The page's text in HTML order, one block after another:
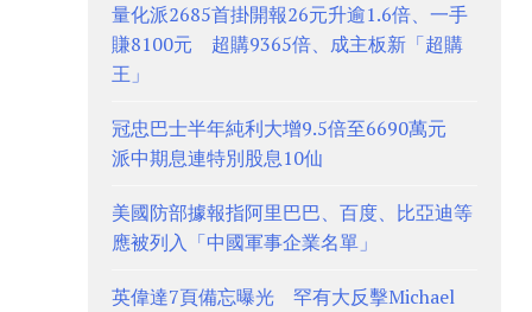
量化派2685首掛開報26元升逾1.6倍、一手
賺8100元 超購9365倍、成主板新「超購
王」
冠忠巴士半年純利大增9.5倍至6690萬元
派中期息連特別股息10仙
美國防部據報指阿里巴巴、百度、比亞迪等
應被列入「中國軍事企業名單」
英偉達7頁備忘曝光 罕有大反擊Michael